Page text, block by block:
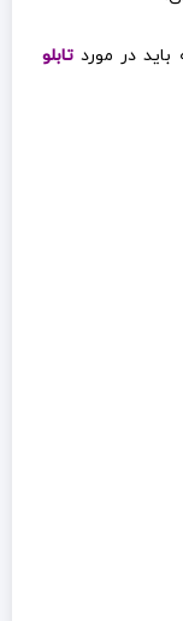
باید در مورد تابلو